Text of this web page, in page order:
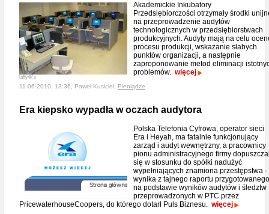
laffy4k's
Akademickie Inkubatory
Przedsiębiorczości otrzymały środki
na przeprowadzenie audytów
technologicznych w przedsiębiorstwach
produkcyjnych. Audyty mają na celu
procesu produkcji, wskazanie słabych
punktów organizacji, a następnie
zaproponowanie metod eliminacji
problemów. więcej
11-06-2010, 13:36, Paweł Kusiciel, Pieniądze
Era kiepsko wypadła w oczach audytora
Polska Telefonia Cyfrowa, operator sieci
Era i Heyah, ma fatalnie funkcjonujący
zarząd i audyt wewnętrzny, a pracownicy
pionu administracyjnego firmy
się w stosunku do spółki nadużyć
wypełniających znamiona przestępstwa -
wynika z tajnego raportu przygotowanego
na podstawie wyników audytów i śledztw
przeprowadzonych w PTC przez
PricewaterhouseCoopers, do którego dotarł Puls Biznesu. więcej